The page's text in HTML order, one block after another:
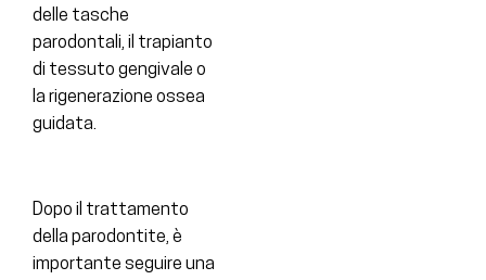
delle tasche
parodontali, il trapianto
di tessuto gengivale o
la rigenerazione ossea
guidata.
Dopo il trattamento
della parodontite, è
importante seguire una